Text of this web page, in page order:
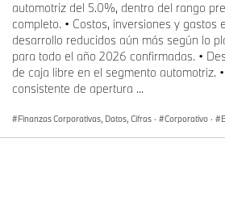
automotriz del 5.0%, dentro del rango
completo. • Costos, inversiones y gastos
desarrollo reducidos aún más según lo
para todo el año 2026 confirmadas. •
de caja libre en el segmento automotriz.
consistente de apertura ...
Finanzas Corporativas, Datos, Cifras · Corporativo ·